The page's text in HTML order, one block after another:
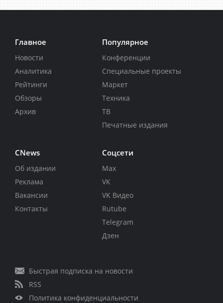
Главное
Новости
Аналитика
Рейтинги
Обзоры
Архив
Популярное
Конференции
Специальные проекты
Маркет
Техника
ТВ
Печатные издания
CNews
Об издании
Реклама
Вакансии
Контакты
Соцсети
Max
VK
VK Видео
Rutube
Telegram
Дзен
Быстрая подписка на новости
RSS
Политика конфиденциальности